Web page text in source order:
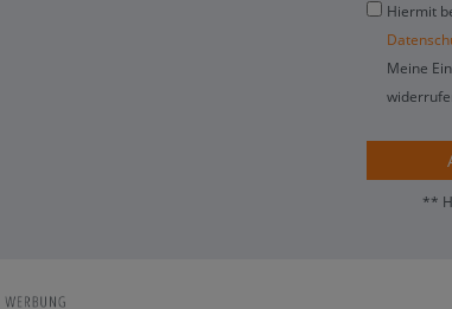
Hiermit
Meine
**